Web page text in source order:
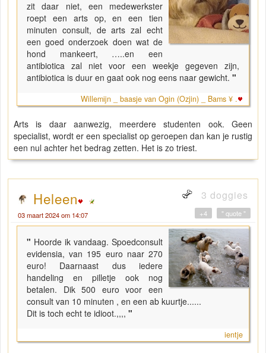
zit daar niet, een medewerkster
roept een arts op, en een tien
minuten consult, de arts zal echt
een goed onderzoek doen wat de
hond mankeert, …..en een
antibiotica zal niet voor een weekje gegeven zijn,
antibiotica is duur en gaat ook nog eens naar gewicht. "
Willemijn _ baasje van Ogin (Ozjin) _ Bams ¥ .
Arts is daar aanwezig, meerdere studenten ook. Geen
specialist, wordt er een specialist op geroepen dan kan je rustig
een nul achter het bedrag zetten. Het is zo triest.
Heleen 3 doggies
03 maart 2024 om 14:07 " quote "
+4
" Hoorde ik vandaag. Spoedconsult
evidensia, van 195 euro naar 270
euro! Daarnaast dus iedere
handeling en pilletje ook nog
betalen. Dik 500 euro voor een
consult van 10 minuten , en een ab kuurtje......
Dit is toch echt te idioot.,,,, "
ientje